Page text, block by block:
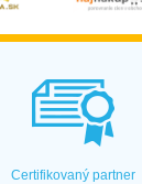
Certifikovaný partner